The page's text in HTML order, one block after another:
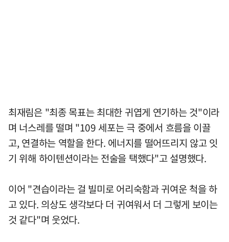
최재림은 "최종 목표는 최대한 귀엽게 연기하는 것"이라
며 너스레를 떨며 "109 세포는 극 중에서 흐름을 이끌
고, 연결하는 역할을 한다. 에너지를 떨어뜨리지 않고 잇
기 위해 하이텐션이라는 전술을 택했다"고 설명했다.
이어 "견습이라는 걸 빌미로 어리숙함과 귀여운 척을 하
고 있다. 의상도 생각보다 더 귀여워서 더 그렇게 보이는
것 같다"며 웃었다.